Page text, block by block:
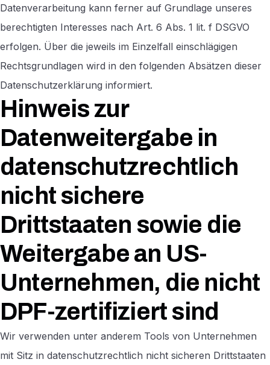
Datenverarbeitung kann ferner auf Grundlage unseres
berechtigten Interesses nach Art. 6 Abs. 1 lit. f DSGVO
erfolgen. Über die jeweils im Einzelfall einschlägigen
Rechtsgrundlagen wird in den folgenden Absätzen dieser
Datenschutzerklärung informiert.
Hinweis zur
Datenweitergabe in
datenschutzrechtlich
nicht sichere
Drittstaaten sowie die
Weitergabe an US-
Unternehmen, die nicht
DPF-zertifiziert sind
Wir verwenden unter anderem Tools von Unternehmen
mit Sitz in datenschutzrechtlich nicht sicheren Drittstaaten